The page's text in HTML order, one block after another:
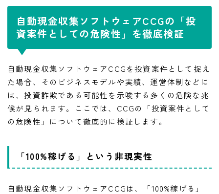
自動現金収集ソフトウェアCCGの「投
資案件としての危険性」を徹底検証
自動現金収集ソフトウェアCCGを投資案件として捉え
た場合、そのビジネスモデルや実績、運営体制などに
は、投資詐欺である可能性を示唆する多くの危険な兆
候が見られます。ここでは、CCGの「投資案件として
の危険性」について徹底的に検証します。
「100%稼げる」という非現実性
自動現金収集ソフトウェアCCGは、「100%稼げる」